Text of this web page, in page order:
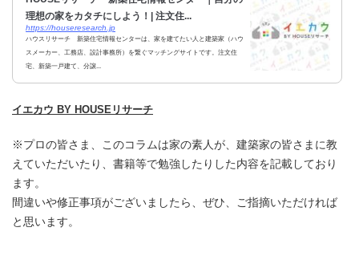
理想の家をカタチにしよう！| 注文住...
https://houseresearch.jp
ハウスリサーチ 新築住宅情報センターは、家を建てたい人と建築家（ハウ
スメーカー、工務店、設計事務所）を繋ぐマッチングサイトです。注文住
宅、新築一戸建て、分譲...
イエカウ BY HOUSEリサーチ
※プロの皆さま、このコラムは家の素人が、建築家の皆さまに教
えていただいたり、書籍等で勉強したりした内容を記載しており
ます。
間違いや修正事項がございましたら、ぜひ、ご指摘いただければ
と思います。